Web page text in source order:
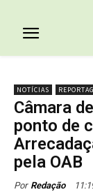
NOTÍCIAS
Câmara
ponto de
pela OAB
Por Redação